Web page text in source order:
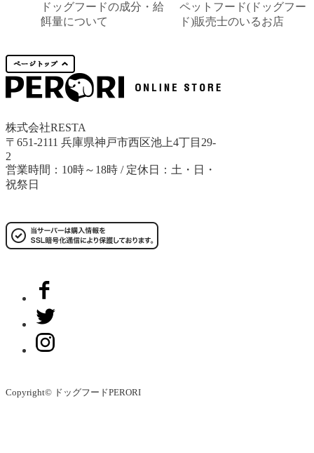
ドッグフードの成分・給
餌量について
ペットフード(ドッグフー
ド)販売士のいるお店
株式会社RESTA
〒651-2111 兵庫県神戸市西区池上4丁目29-
2
営業時間：10時～18時 / 定休日：土・日・
祝祭日
Copyright© ドッグフードPERORI